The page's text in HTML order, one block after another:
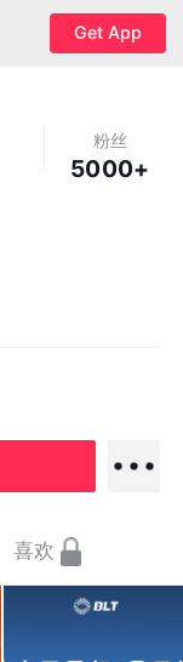
Get App
粉丝
5000+
喜欢